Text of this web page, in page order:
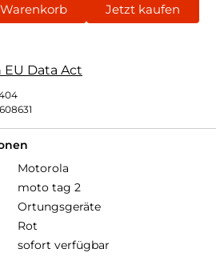
Jetzt kaufen
Data Act
Motorola
moto tag 2
Ortungsgeräte
Rot
sofort verfügbar